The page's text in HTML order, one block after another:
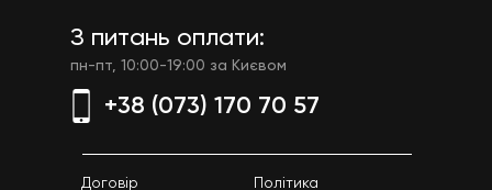
+38 (073) 170 70 57
Договір Політика
пн-пт, 10:00-19:00 за Києвом
З питань оплати: